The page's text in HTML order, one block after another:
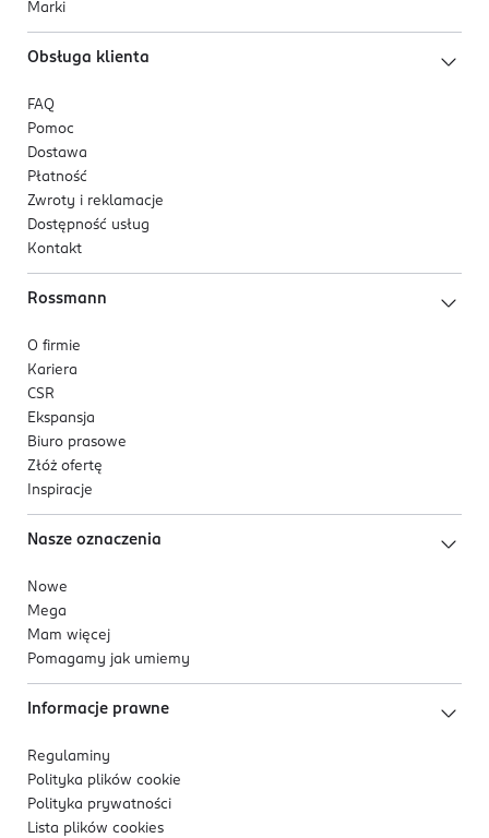
Marki
Obsługa klienta
FAQ
Pomoc
Dostawa
Płatność
Zwroty i reklamacje
Dostępność usług
Kontakt
Rossmann
O firmie
Kariera
CSR
Ekspansja
Biuro prasowe
Złóż ofertę
Inspiracje
Nasze oznaczenia
Nowe
Mega
Mam więcej
Pomagamy jak umiemy
Informacje prawne
Regulaminy
Polityka plików cookie
Polityka prywatności
Lista plików cookies